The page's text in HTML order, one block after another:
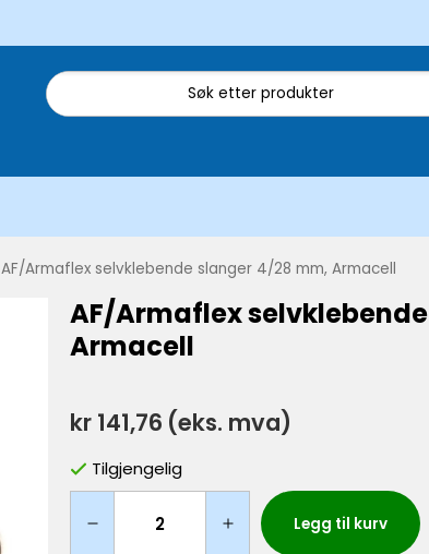
AF/Armaflex selvklebende slanger 4/28 mm, Armacell
AF/Armaflex
Armacell
kr 141,76 (eks. mva)
Tilgjengelig
Legg til kurv